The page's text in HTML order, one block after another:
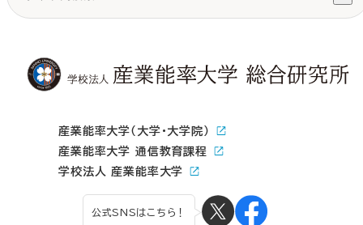
産業能率大学（大学・大学院）
産業能率大学 通信教育課程
学校法人 産業能率大学
公式SNSはこちら！